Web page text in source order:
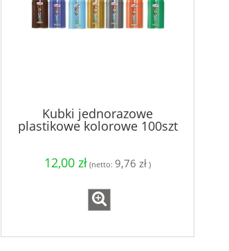
Kubki jednorazowe
plastikowe kolorowe 100szt
12,00 zł (netto: 9,76 zł )